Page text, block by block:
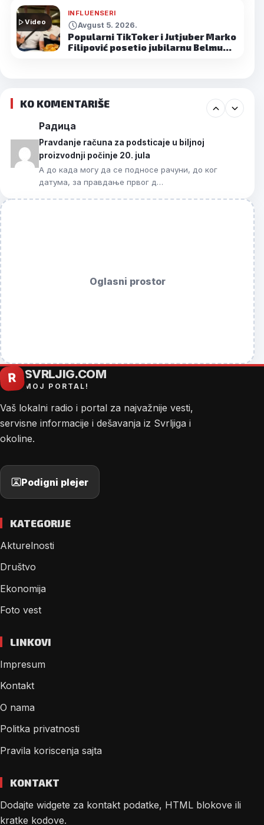
Video
INFLUENSERI
Avgust 5. 2026.
Popularni TikToker i Jutjuber Marko
Filipović posetio jubilarnu Belmu…
KO KOMENTARIŠE
Радица
Pravdanje računa za podsticaje u biljnoj
proizvodnji počinje 20. jula
А до када могу да се подносе рачуни, до ког
датума, за правдање првог д…
Oglasni prostor
R SVRLJIG.COM
MOJ PORTAL!
Vaš lokalni radio i portal za najvažnije vesti,
servisne informacije i dešavanja iz Svrljiga i
okoline.
Podigni plejer
KATEGORIJE
Akturelnosti
Društvo
Ekonomija
Foto vest
LINKOVI
Impresum
Kontakt
O nama
Politka privatnosti
Pravila koriscenja sajta
KONTAKT
Dodajte widgete za kontakt podatke, HTML blokove ili
kratke kodove.